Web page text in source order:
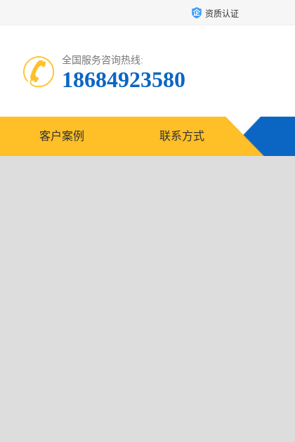
资质认证
全国服务咨询热线:
18684923580
客户案例 联系方式